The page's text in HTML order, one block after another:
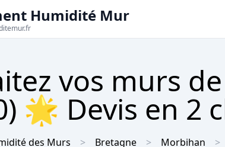
Humidité Mur
vos murs
🌟 Devis en 2
des Murs Bretagne Morbihan